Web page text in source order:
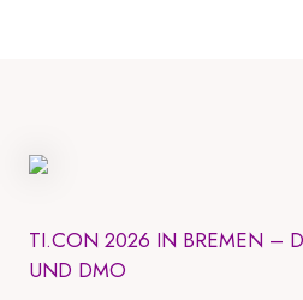
TI.CON 2026 IN BREMEN –
UND DMO